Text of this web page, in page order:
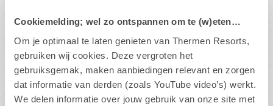
Cookiemelding; wel zo ontspannen om te (w)eten…
Om je optimaal te laten genieten van Thermen Resorts,
gebruiken wij cookies. Deze vergroten het
gebruiksgemak, maken aanbiedingen relevant en zorgen
dat informatie van derden (zoals YouTube video’s) werkt.
We delen informatie over jouw gebruik van onze site met
- +